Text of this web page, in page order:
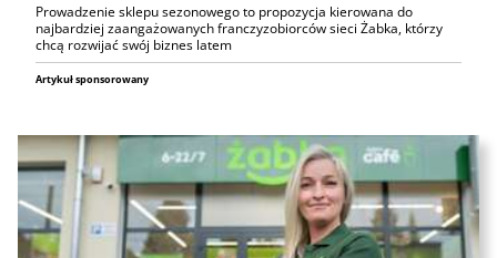
Prowadzenie sklepu sezonowego to propozycja kierowana do
najbardziej zaangażowanych franczyzobiorców sieci Żabka, którzy
chcą rozwijać swój biznes latem
Artykuł sponsorowany